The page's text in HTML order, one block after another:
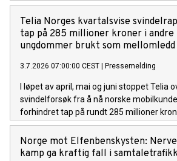
prosent.
Telia Norges kvartalsvise
tap på 285 millioner kroner i
ungdommer brukt som mellomledd
3.7.2026 07:00:00 CEST Pressemelding
I løpet av april, mai og juni stoppet Telia
svindelforsøk fra å nå norske
forhindret tap på rundt 285 millioner
Norge mot Elfenbenskysten:
kamp ga kraftig fall i